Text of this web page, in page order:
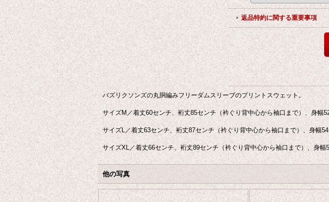
返品特約に関する重要事項
バズリクソンズの丸胴編みフリーダムスリーブのプリントスウェット。
サイズM／着丈60センチ、裄丈85センチ（衿ぐり背中心から袖口まで）、身幅
サイズL／着丈63センチ、裄丈87センチ（衿ぐり背中心から袖口まで）、身幅
サイズXL／着丈66センチ、裄丈89センチ（衿ぐり背中心から袖口まで）、身幅
他の写真